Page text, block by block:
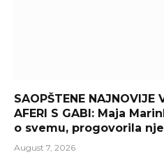
SAOPŠTENE NAJNOVIJE
AFERI S GABI: Maja
o svemu, progovorila
August 7, 2026